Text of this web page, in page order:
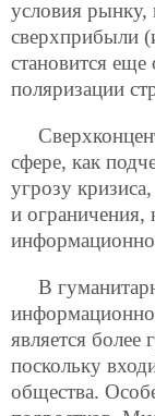
условия
сверхприбыли
становится
поляризации
сфере, как
угрозу
и ограничения,
В
является более
поскольку
общества.